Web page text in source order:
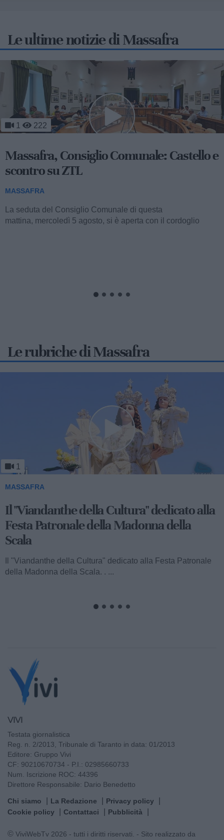
Le ultime notizie di Massafra
340
Massafra, Futuro Nazionale:
MASSAFRA
Le rubriche di Massafra
1
MASSAFRA
Viandanthe della Cultura: la "Chiesa
Rupestre della Buona Nuova"
Ecco a voi il terzo speciale del "Viandanthe della Cultura"
dedicato alla Madonna della Scala. Vi porteremo alla
scoperta della "Chiesa...
VIVI
Testata giornalistica
Reg. n. 2/2013, Tribunale di Taranto in data: 01/2013
Editore: Gruppo Vivi
CF: 90210670734 - P.I.: 02985660733
Num. Iscrizione ROC: 44396
Direttore Responsabile: Dario Benedetto
Chi siamo La Redazione
Privacy policy
Cookie policy
Contattaci Pubblicità
© ViviWebTv 2026 - tutti i diritti riservati. - Sito realizzato da